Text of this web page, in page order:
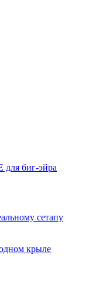
для биг-эйра
сетапу
крыле